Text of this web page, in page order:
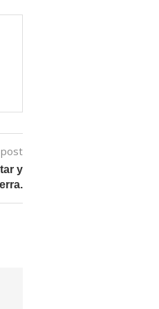
y